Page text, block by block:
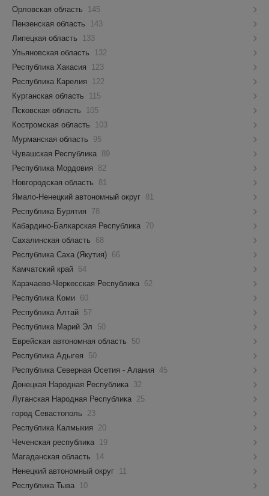
Орловская область
145
Пензенская область
143
Липецкая область
133
Ульяновская область
132
Республика Хакасия
123
Республика Карелия
122
Курганская область
115
Псковская область
105
Костромская область
103
Мурманская область
95
Чувашская Республика 89
Республика Мордовия
82
Новгородская область
81
Ямало-Ненецкий автономный округ 81
Республика Бурятия
78
Кабардино-Балкарская Республика 70
Сахалинская область
68
Республика Саха (Якутия) 66
Камчатский край 64
Карачаево-Черкесская Республика 62
Республика Коми 60
Республика Алтай 57
Республика Марий Эл
50
Еврейская автономная область
50
Республика Адыгея
50
Республика Северная Осетия - Алания 45
Донецкая Народная Республика 32
Луганская Народная Республика 25
город Севастополь
23
Республика Калмыкия
20
Чеченская республика 19
Магаданская область
14
Ненецкий автономный округ 11
Республика Тыва 10